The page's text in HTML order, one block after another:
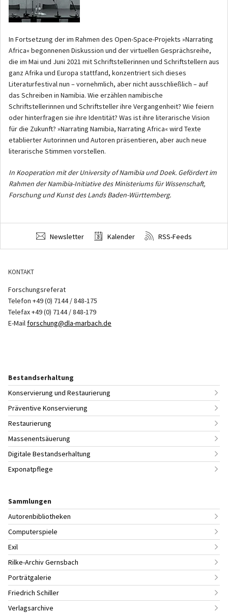
In Fortsetzung der im Rahmen des Open-Space-Projekts »Narrating
Africa« begonnenen Diskussion und der virtuellen Gesprächsreihe,
die im Mai und Juni 2021 mit Schriftstellerinnen und Schriftstellern aus
ganz Afrika und Europa stattfand, konzentriert sich dieses
Literaturfestival nun – vornehmlich, aber nicht ausschließlich – auf
das Schreiben in Namibia. Wie erzählen namibische
Schriftstellerinnen und Schriftsteller ihre Vergangenheit? Wie feiern
oder hinterfragen sie ihre Identität? Was ist ihre literarische Vision
für die Zukunft? »Narrating Namibia, Narrating Africa« wird Texte
etablierter Autorinnen und Autoren präsentieren, aber auch neue
literarische Stimmen vorstellen.
In Kooperation mit der University of Namibia und Doek. Gefördert im
Rahmen der Namibia-Initiative des Ministeriums für Wissenschaft,
Forschung und Kunst des Lands Baden-Württemberg.
Newsletter Kalender RSS-Feeds
KONTAKT
Forschungsreferat
Telefon +49 (0) 7144 / 848-175
Telefax +49 (0) 7144 / 848-179
E-Mail forschung@dla-marbach.de
Bestandserhaltung
Konservierung und Restaurierung
Präventive Konservierung
Restaurierung
Massenentsäuerung
Digitale Bestandserhaltung
Exponatpflege
Sammlungen
Autorenbibliotheken
Computerspiele
Exil
Rilke-Archiv Gernsbach
Porträtgalerie
Friedrich Schiller
Verlagsarchive